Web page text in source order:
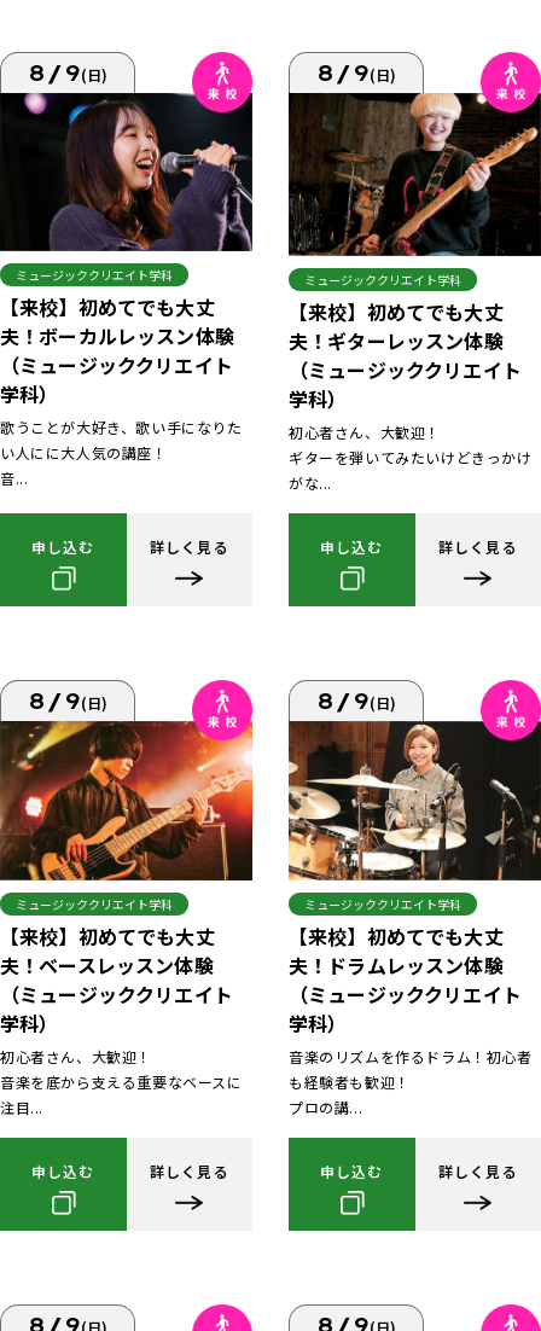
8/9(日)
ミュージッククリエイト学科
【来校】初めてでも大丈
夫！ボーカルレッスン体験
（ミュージッククリエイト
学科）
歌うことが大好き、歌い手になりた
い人にに大人気の講座！
音...
申し込む 詳しく見る
8/9(日)
ミュージッククリエイト学科
【来校】初めてでも大丈
夫！ギターレッスン体験
（ミュージッククリエイト
学科）
初心者さん、大歓迎！
ギターを弾いてみたいけどきっかけ
がな...
申し込む 詳しく見る
8/9(日)
ミュージッククリエイト学科
【来校】初めてでも大丈
夫！ベースレッスン体験
（ミュージッククリエイト
学科）
初心者さん、大歓迎！
音楽を底から支える重要なベースに
注目...
申し込む 詳しく見る
8/9(日)
ミュージッククリエイト学科
【来校】初めてでも大丈
夫！ドラムレッスン体験
（ミュージッククリエイト
学科）
音楽のリズムを作るドラム！初心者
も経験者も歓迎！
プロの講...
申し込む 詳しく見る
8/9(日) 8/9(日)